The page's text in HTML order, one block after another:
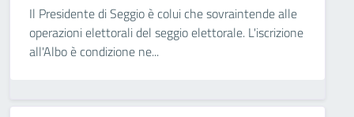
Il Presidente di Seggio è colui che sovraintende alle
operazioni elettorali del seggio elettorale. L'iscrizione
all'Albo è condizione ne...